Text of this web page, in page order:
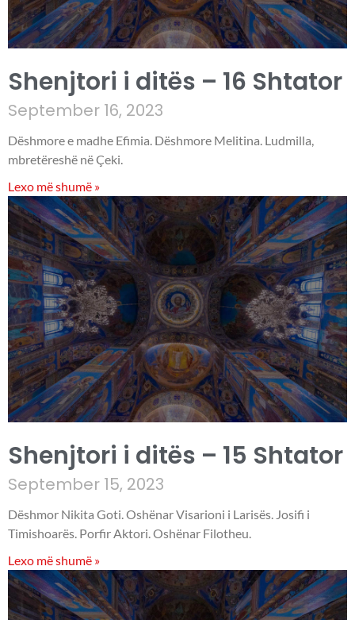
Shenjtori i ditës – 16 Shtator
September 16, 2023
Dëshmore e madhe Efimia. Dëshmore Melitina. Ludmilla,
mbretëreshë në Çeki.
Lexo më shumë »
Shenjtori i ditës – 15 Shtator
September 15, 2023
Dëshmor Nikita Goti. Oshënar Visarioni i Larisës. Josifi i
Timishoarës. Porfir Aktori. Oshënar Filotheu.
Lexo më shumë »